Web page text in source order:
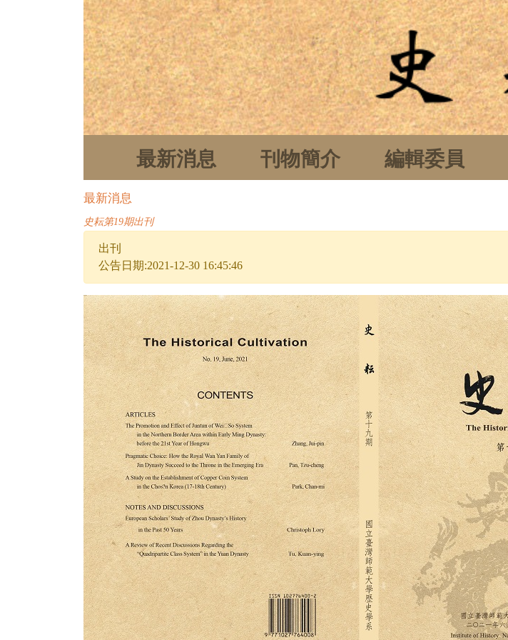
最新消息 刊物簡介 編輯委員
最新消息
史耘第19期出刊
出刊
公告日期:2021-12-30 16:45:46